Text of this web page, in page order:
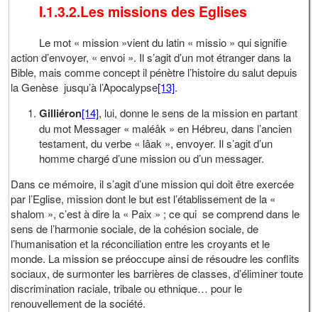
I.1.3.2.Les missions des Eglises
Le mot « mission »vient du latin « missio » qui signifie
action d’envoyer, « envoi ». Il s’agit d’un mot étranger dans la
Bible, mais comme concept il pénètre l’histoire du salut depuis
la Genèse jusqu’à l’Apocalypse[13].
Gilliéron[14], lui, donne le sens de la mission en partant
du mot Messager « maléâk » en Hébreu, dans l’ancien
testament, du verbe « lâak », envoyer. Il s’agit d’un
homme chargé d’une mission ou d’un messager.
Dans ce mémoire, il s’agit d’une mission qui doit être exercée
par l’Eglise, mission dont le but est l’établissement de la «
shalom », c’est à dire la « Paix » ; ce qui se comprend dans le
sens de l’harmonie sociale, de la cohésion sociale, de
l’humanisation et la réconciliation entre les croyants et le
monde. La mission se préoccupe ainsi de résoudre les conflits
sociaux, de surmonter les barrières de classes, d’éliminer toute
discrimination raciale, tribale ou ethnique… pour le
renouvellement de la société.